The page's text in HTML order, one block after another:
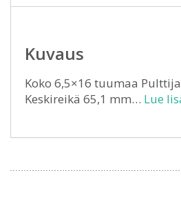
Kuvaus
Koko 6,5×16 tuumaa
Keskireikä 65,1 mm… Lue